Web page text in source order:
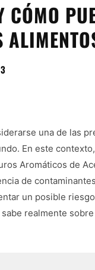
una de las
En este
Aromáticos de
de
un posible
realmente